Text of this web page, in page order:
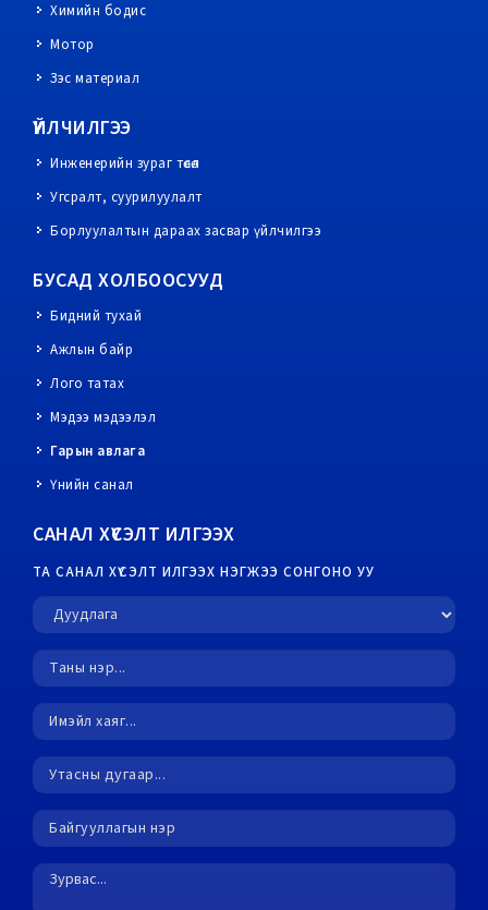
Химийн бодис
Мотор
Зэс материал
ҮЙЛЧИЛГЭЭ
Инженерийн зураг төсөл
Угсралт, суурилуулалт
Борлуулалтын дараах засвар үйлчилгээ
БУСАД ХОЛБООСУУД
Бидний тухай
Ажлын байр
Лого татах
Мэдээ мэдээлэл
Гарын авлага
Үнийн санал
САНАЛ ХҮСЭЛТ ИЛГЭЭХ
ТА САНАЛ ХҮСЭЛТ ИЛГЭЭХ НЭГЖЭЭ СОНГОНО УУ